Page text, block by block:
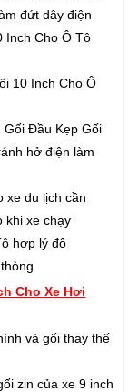
đứt dây điện
Cho Ô Tô
Inch Cho Ô
Đầu Kẹp Gối
hở điện làm
du lịch cần
khi xe chạy
hợp lý độ
Cho Xe Hơi
và gối thay thế
zin của xe 9 inch